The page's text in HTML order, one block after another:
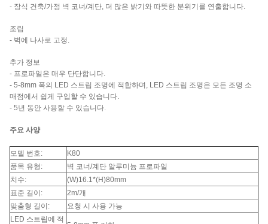
- 장식 건축/가정 벽 코너/계단, 더 많은 밝기와 따뜻한 분위기를 연출합니다.
조립
- 벽에 나사로 고정.
추가 정보
- 프로파일은 매우 단단합니다.
- 5-8mm 폭의 LED 스트립 조명에 적합하며, LED 스트립 조명은 모든 조명 소
매점에서 쉽게 구입할 수 있습니다.
- 5년 동안 사용할 수 있습니다.
주요 사양
모델 번호:
K80
품목 유형:
벽 코너/계단 알루미늄 프로파일
치수:
(W)16.1*(H)80mm
표준 길이:
2m/개
맞춤형 길이:
요청 시 사용 가능
LED 스트립에 적